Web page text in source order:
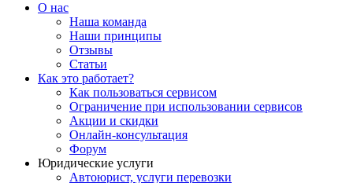
О нас
Наша команда
Наши принципы
Отзывы
Статьи
Как это работает?
Как пользоваться сервисом
Ограничение при использовании сервисов
Акции и скидки
Онлайн-консультация
Форум
Юридические услуги
Автоюрист, услуги перевозки